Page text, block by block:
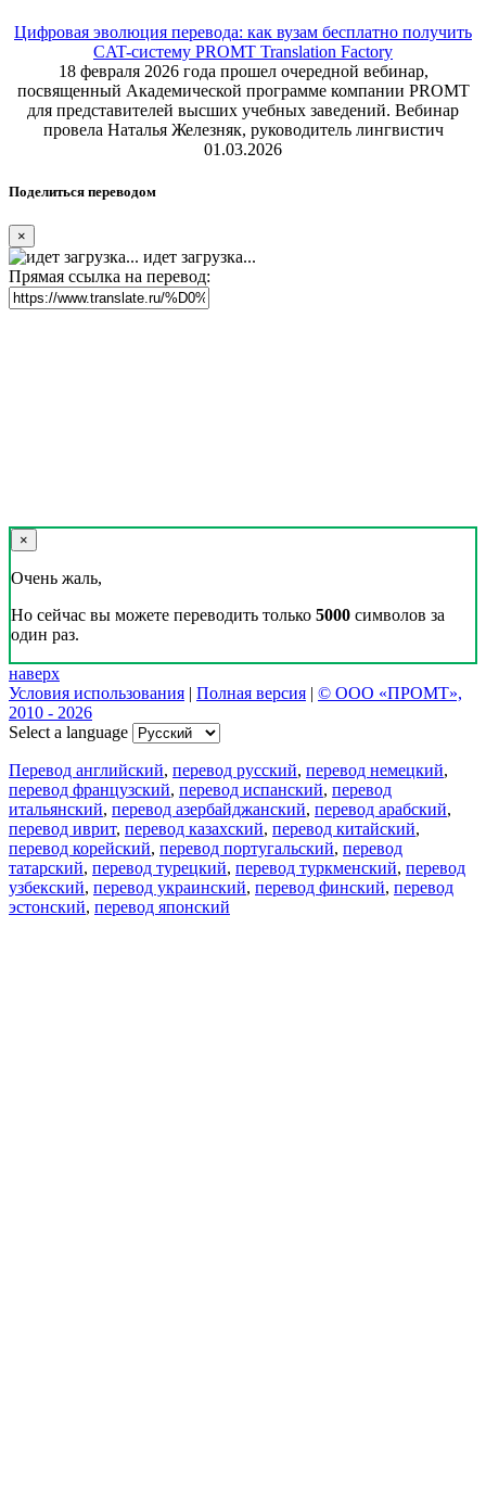
Цифровая эволюция перевода: как вузам бесплатно получить
CAT-систему PROMT Translation Factory
18 февраля 2026 года прошел очередной вебинар,
посвященный Академической программе компании PROMT
для представителей высших учебных заведений. Вебинар
провела Наталья Железняк, руководитель лингвистич
01.03.2026
Поделиться переводом
×
идет загрузка...
Прямая ссылка на перевод:
×
Очень жаль,
Но сейчас вы можете переводить только 5000 символов за
один раз.
наверх
Условия использования | Полная версия | © ООО «ПРОМТ»,
2010 - 2026
Select a language
Перевод английский, перевод русский, перевод немецкий,
перевод французский, перевод испанский, перевод
итальянский, перевод азербайджанский, перевод арабский,
перевод иврит, перевод казахский, перевод китайский,
перевод корейский, перевод португальский, перевод
татарский, перевод турецкий, перевод туркменский, перевод
узбекский, перевод украинский, перевод финский, перевод
эстонский, перевод японский